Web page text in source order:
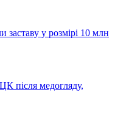
заставу у розмірі 10 млн
після медогляду,